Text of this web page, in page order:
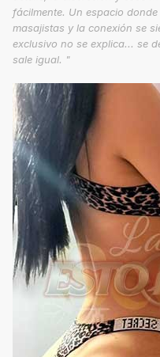
fácilmente. Un espacio
masajistas y la conexión se
exclusivo no se explica... se
sale igual. "